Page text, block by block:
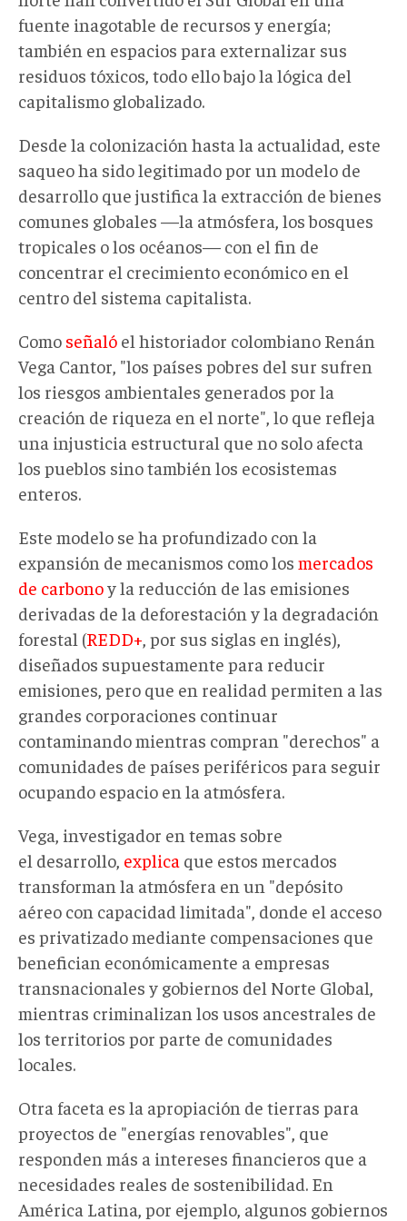
fuente inagotable de recursos y energía;
también en espacios para externalizar sus
residuos tóxicos, todo ello bajo la lógica del
capitalismo globalizado.
Desde la colonización hasta la actualidad, este
saqueo ha sido legitimado por un modelo de
desarrollo que justifica la extracción de bienes
comunes globales —la atmósfera, los bosques
tropicales o los océanos— con el fin de
concentrar el crecimiento económico en el
centro del sistema capitalista.
Como señaló el historiador colombiano Renán
Vega Cantor, "los países pobres del sur sufren
los riesgos ambientales generados por la
creación de riqueza en el norte", lo que refleja
una injusticia estructural que no solo afecta
los pueblos sino también los ecosistemas
enteros.
Este modelo se ha profundizado con la
expansión de mecanismos como los mercados
de carbonoy la reducción de las emisiones
derivadas de la deforestación y la degradación
forestal (REDD+ , por sus siglas en inglés),
diseñados supuestamente para reducir
emisiones, pero que en realidad permiten a las
grandes corporaciones continuar
contaminando mientras compran "derechos" a
comunidades de países periféricos para seguir
ocupando espacio en la atmósfera.
Vega, investigador en temas sobre
el desarrollo, explica que estos mercados
transforman la atmósfera en un "depósito
aéreo con capacidad limitada", donde el acceso
es privatizado mediante compensaciones que
benefician económicamente a empresas
transnacionales y gobiernos del Norte Global,
mientras criminalizan los usos ancestrales de
los territorios por parte de comunidades
locales.
Otra faceta es la apropiación de tierras para
proyectos de "energías renovables", que
responden más a intereses financieros que a
necesidades reales de sostenibilidad. En
América Latina, por ejemplo, algunos gobiernos